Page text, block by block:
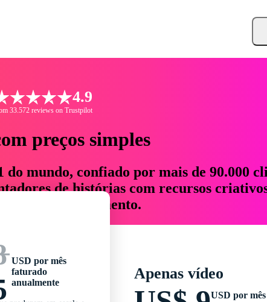
4.9
33.572 reviews on Trustpilot
preços simples
mundo, confiado por mais de 90.000
de histórias com recursos
tempo e orçamento.
USD por mês
faturado
anualmente
Apenas vídeo
USD por